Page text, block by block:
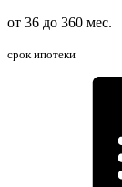
от 36 до 360 мес.
срок ипотеки